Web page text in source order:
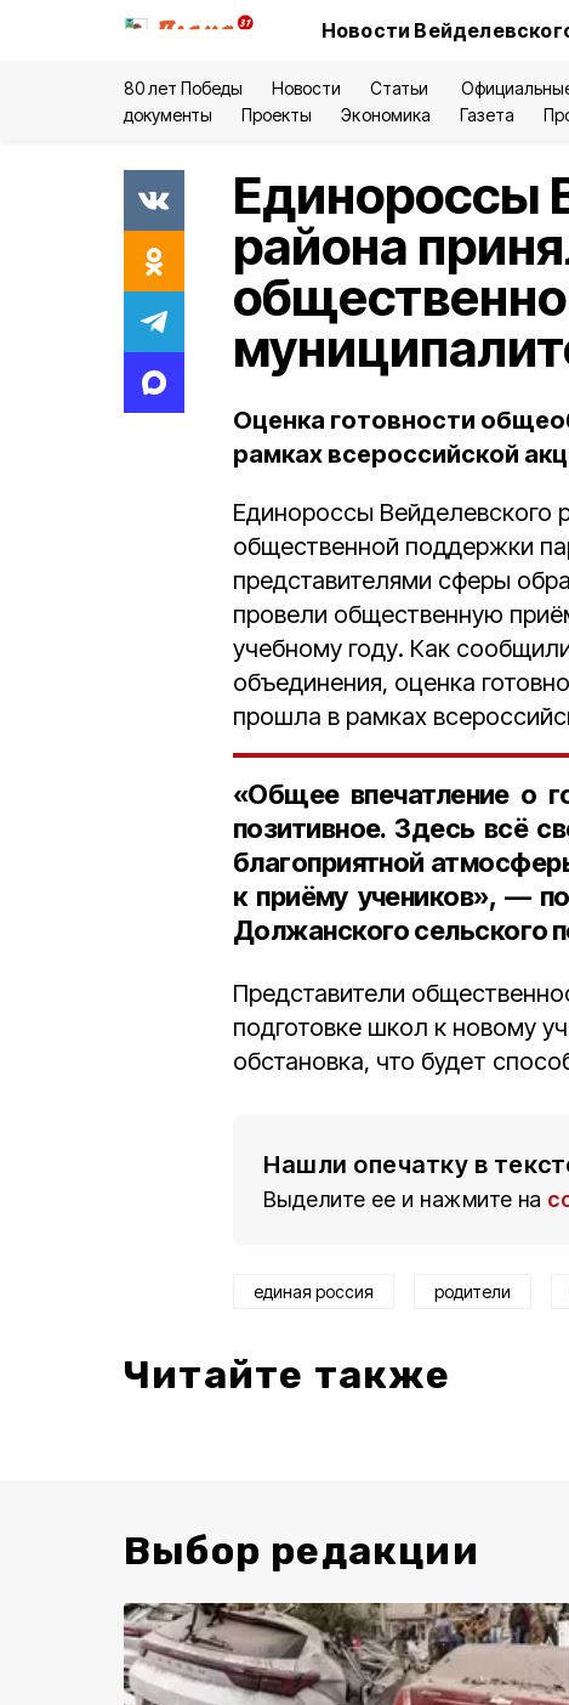
Новости
80 лет Победы Новости Статьи
документы
Проекты Экономика Газета
Единороссы
района
Оценка готовности
рамках всероссийской
Единороссы Вейделевского
общественной поддержки
представителями сферы
провели общественную
учебному году. Как
объединения, оценка
прошла в рамках
«Общее впечатление о
позитивное. Здесь всё
благоприятной
к приёму учеников», —
Должанского сельского
Представители
подготовке школ к новому
обстановка, что будет
Нашли опечатку в
Выделите ее и нажмите на
единая россия родители
Читайте также
Выбор редакции